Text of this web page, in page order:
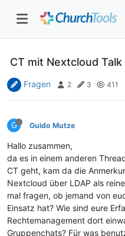
CT mit Nextcloud Talk
Fragen 2 3 411
G Guido Mutze
Hallo zusammen,
da es in einem anderen
CT geht, kam da die
Nextcloud über LDAP als
mal fragen, ob jemand von
Einsatz hat? Wie sind eure
Rechtemanagement dort
Gruppenchats? Für was